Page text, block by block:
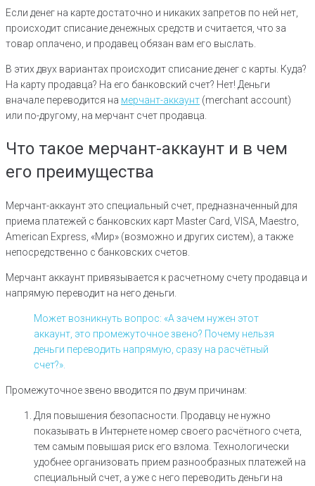
Если денег на карте достаточно и никаких запретов по ней нет,
происходит списание денежных средств и считается, что за
товар оплачено, и продавец обязан вам его выслать.
В этих двух вариантах происходит списание денег с карты. Куда?
На карту продавца? На его банковский счет? Нет! Деньги
вначале переводится на мерчант-аккаунт (merchant account)
или по-другому, на мерчант счет продавца.
Что такое мерчант-аккаунт и в чем
его преимущества
Мерчант-аккаунт это специальный счет, предназначенный для
приема платежей с банковских карт Master Card, VISA, Maestro,
American Express, «Мир» (возможно и других систем), а также
непосредственно с банковских счетов.
Мерчант аккаунт привязывается к расчетному счету продавца и
напрямую переводит на него деньги.
Может возникнуть вопрос: «А зачем нужен этот
аккаунт, это промежуточное звено? Почему нельзя
деньги переводить напрямую, сразу на расчётный
счет?».
Промежуточное звено вводится по двум причинам:
Для повышения безопасности. Продавцу не нужно
показывать в Интернете номер своего расчётного счета,
тем самым повышая риск его взлома. Технологически
удобнее организовать прием разнообразных платежей на
специальный счет, а уже с него переводить деньги на